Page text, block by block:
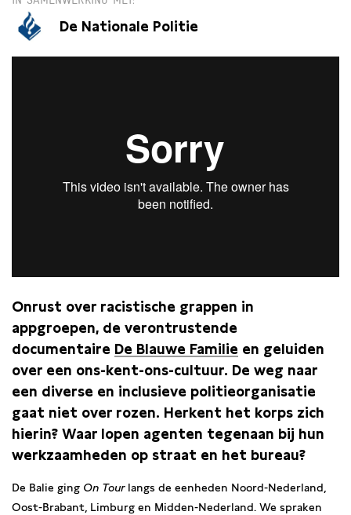
De Nationale Politie
Onrust over racistische grappen in
appgroepen, de verontrustende
documentaire De Blauwe Familie en geluiden
over een ons-kent-ons-cultuur. De weg naar
een diverse en inclusieve politieorganisatie
gaat niet over rozen. Herkent het korps zich
hierin? Waar lopen agenten tegenaan bij hun
werkzaamheden op straat en het bureau?
De Balie ging On Tourlangs de eenheden Noord-Nederland,
Oost-Brabant, Limburg en Midden-Nederland. We spraken